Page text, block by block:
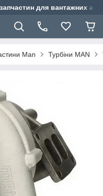
для вантажних
Man Турбіни MAN